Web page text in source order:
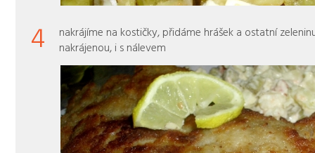
4
nakrájíme na kostičky, přidáme hrášek a ostatní
nakrájenou, i s nálevem